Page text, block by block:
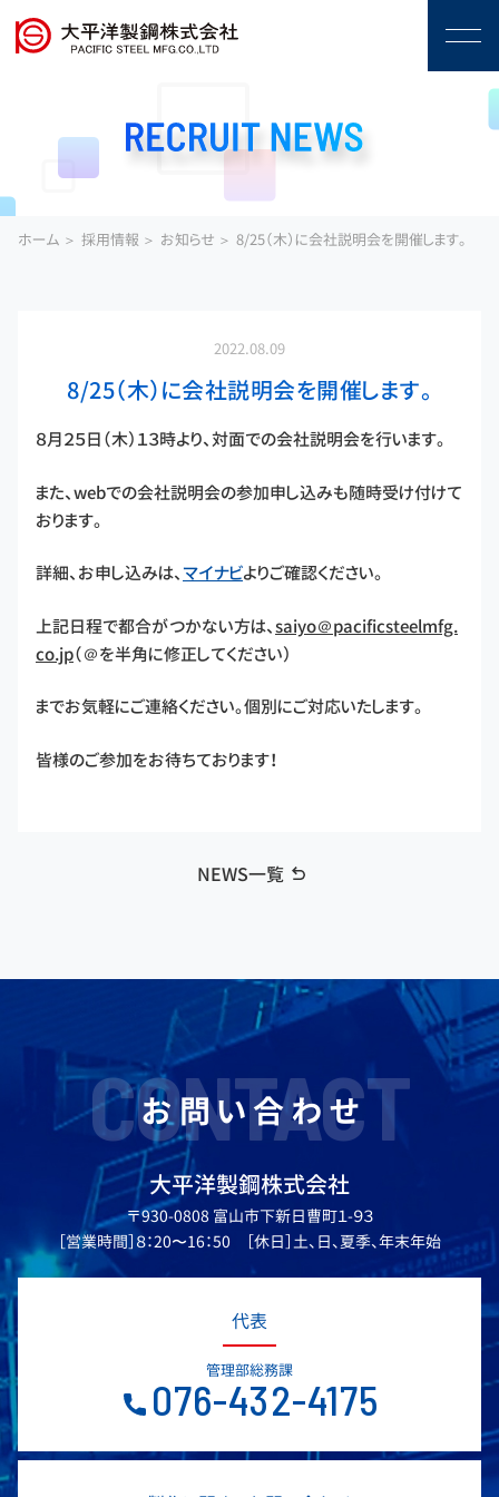
ホーム 採用情報 お知らせ 8/25（木）に会社説明会を開催します。
2022.08.09
8/25（木）に会社説明会を開催します。
８月２５日（木）１３時より、対面での会社説明会を行います。
また、webでの会社説明会の参加申し込みも随時受け付けて
おります。
詳細、お申し込みは、マイナビよりご確認ください。
上記日程で都合がつかない方は、saiyo＠pacificsteelmfg.
co.jp（＠を半角に修正してください）
までお気軽にご連絡ください。個別にご対応いたします。
皆様のご参加をお待ちております！
NEWS一覧
CONTACT
お問い合わせ
大平洋製鋼株式会社
〒930-0808 富山市下新日曹町１-９３
［営業時間］８：20〜16：50 ［休日］土、日、夏季、年末年始
代表
管理部総務課
076-432-4175